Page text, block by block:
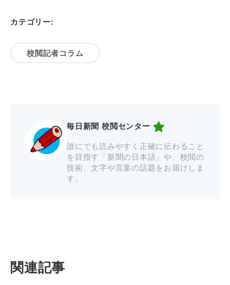
カテゴリー:
校閲記者コラム
毎日新聞 校閲センター
誰にでも読みやすく正確に伝わること
を目指す「新聞の日本語」や、校閲の
技術、文字や言葉の話題をお届けしま
す。
関連記事